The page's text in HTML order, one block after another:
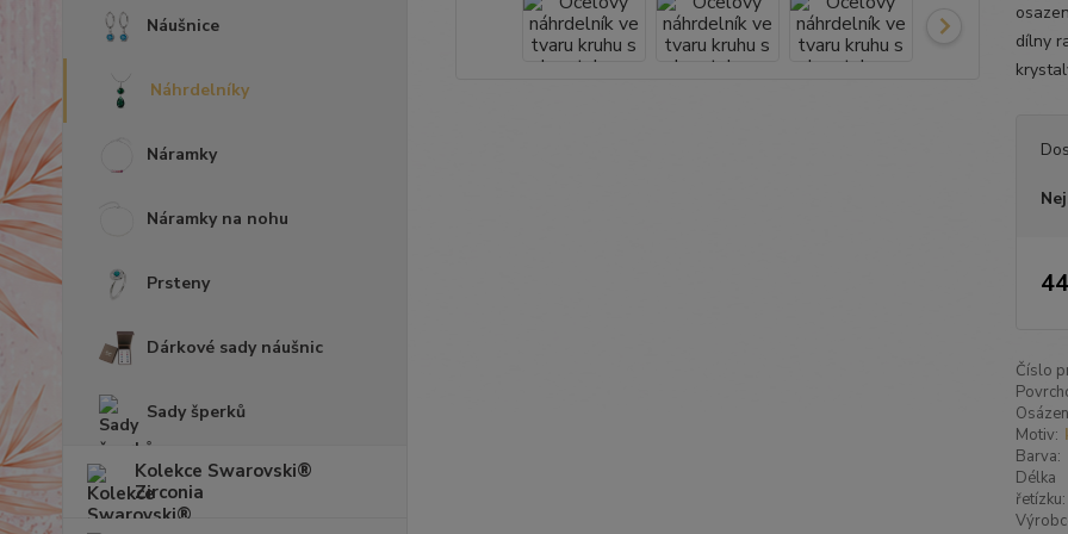
Náušnice
Náhrdelníky
Náramky
Náramky na nohu
Prsteny
Dárkové sady náušnic
Sady šperků
Kolekce Swarovski®
Zirconia
dílny
Číslo
Motiv:
Barva:
Délka
řetízku: